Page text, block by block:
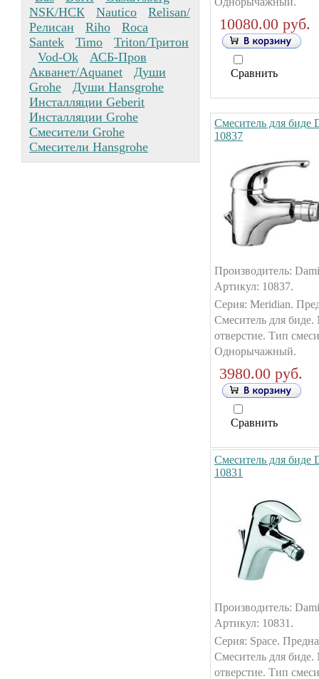
NSK/НСК
Nautico
Relisan/
Релисан
Riho
Roca
Santek
Timo
Triton/Тритон
Vod-Ok
АСБ-Пров
Акванет/Aquanet
Души
Grohe
Души Hansgrohe
Инсталляции Geberit
Инсталляции Grohe
Смесители Grohe
Смесители Hansgrohe
10080.00 руб.
Сравнить
Смеситель для биде
10837
Производитель:
Артикул: 10837.
Серия: Meridian.
Смеситель для
отверстие. Тип
Однорычажный.
3980.00 руб.
Сравнить
Смеситель для биде
10831
Производитель:
Артикул: 10831.
Серия: Space.
Смеситель для
отверстие. Тип